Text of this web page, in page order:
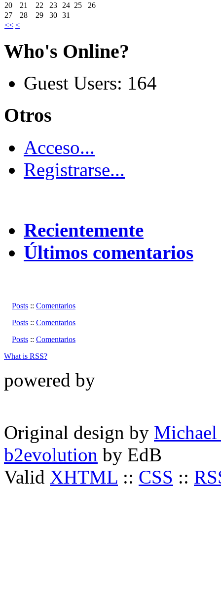
<< <
20
21 22 23 24 25
26
27
28 29 30 31
Who's Online?
Guest Users: 164
Otros
Acceso...
Registrarse...
Recientemente
Últimos comentarios
Posts :: Comentarios
Posts :: Comentarios
Posts :: Comentarios
What is RSS?
powered by
Original design by
b2evolution by EdB
Valid XHTML :: CSS ::